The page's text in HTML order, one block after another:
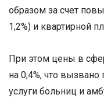
образом за счет
1,2%) и квартирной
При этом цены в
на 0,4%, что
услуги больниц и